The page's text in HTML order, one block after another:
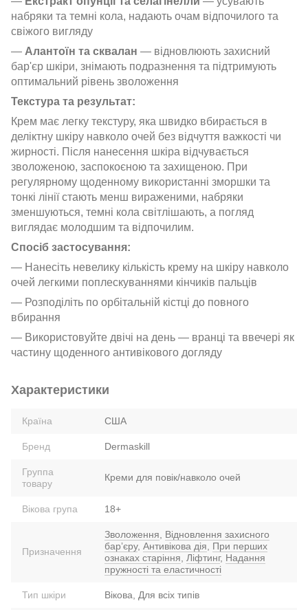
набряки та темні кола, надають очам відпочилого та
свіжого вигляду
— Алантоїн та сквалан — відновлюють захисний
бар'єр шкіри, знімають подразнення та підтримують
оптимальний рівень зволоження
Текстура та результат:
Крем має легку текстуру, яка швидко вбирається в
деліктну шкіру навколо очей без відчуття важкості чи
жирності. Після нанесення шкіра відчувається
зволоженою, заспокоєною та захищеною. При
регулярному щоденному використанні зморшки та
тонкі лінії стають менш вираженими, набряки
зменшуються, темні кола світлішають, а погляд
виглядає молодшим та відпочилим.
Спосіб застосування:
— Нанесіть невелику кількість крему на шкіру навколо
очей легкими поплескуваннями кінчиків пальців
— Розподіліть по орбітальній кістці до повного
вбирання
— Використовуйте двічі на день — вранці та ввечері як
частину щоденного антивікового догляду
Характеристики
Країна США
Бренд Dermaskill
Группа
товару
Креми для повік/навколо очей
Вікова група 18+
Призначення
Зволоження
Відновлення захисного
барʼєру, Антивікова дія
При перших
ознаках старіння
Ліфтинг, Надання
пружності та еластичності
Тип шкіри Вікова, Для всіх типів